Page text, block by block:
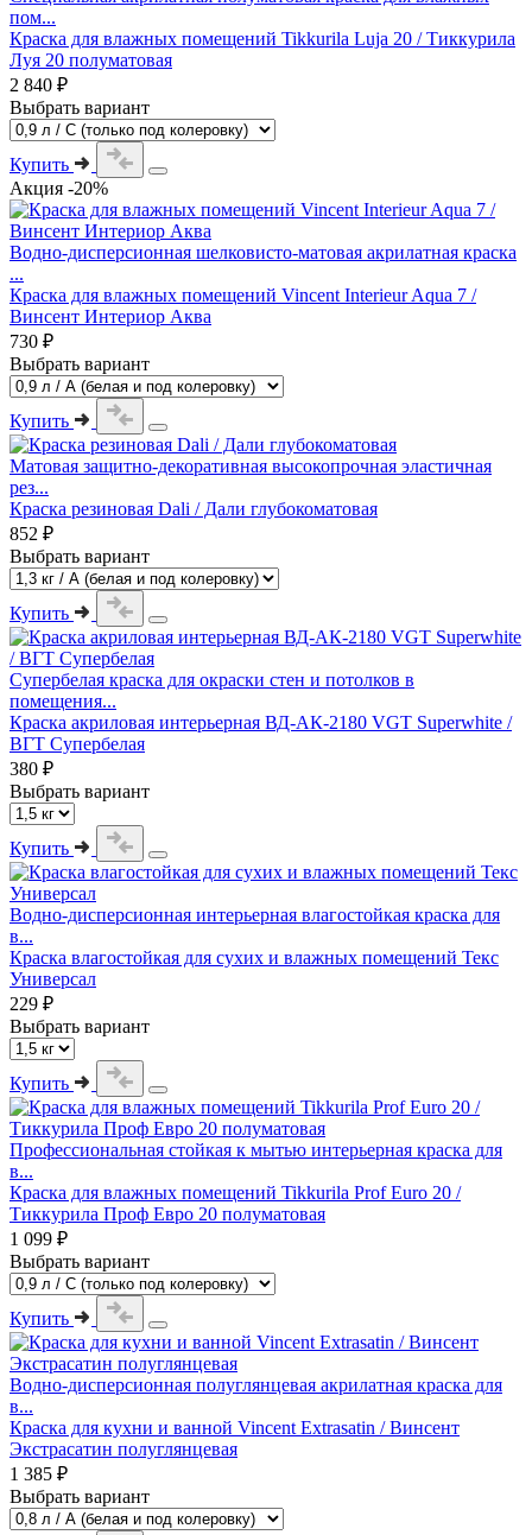
пом...
Краска для влажных помещений Tikkurila Luja 20 / Тиккурила
Луя 20 полуматовая
2 840 ₽
Выбрать вариант
Купить
Акция -20%
Водно-дисперсионная шелковисто-матовая акрилатная краска
...
Краска для влажных помещений Vincent Interieur Aqua 7 /
Винсент Интериор Аква
730 ₽
Выбрать вариант
Купить
Матовая защитно-декоративная высокопрочная эластичная
рез...
Краска резиновая Dali / Дали глубокоматовая
852 ₽
Выбрать вариант
Купить
Супербелая краска для окраски стен и потолков в
помещения...
Краска акриловая интерьерная ВД-АК-2180 VGT Superwhite /
ВГТ Супербелая
380 ₽
Выбрать вариант
Купить
Водно-дисперсионная интерьерная влагостойкая краска для
в...
Краска влагостойкая для сухих и влажных помещений Текс
Универсал
229 ₽
Выбрать вариант
Купить
Профессиональная стойкая к мытью интерьерная краска для
в...
Краска для влажных помещений Tikkurila Prof Euro 20 /
Тиккурила Проф Евро 20 полуматовая
1 099 ₽
Выбрать вариант
Купить
Водно-дисперсионная полуглянцевая акрилатная краска для
в...
Краска для кухни и ванной Vincent Extrasatin / Винсент
Экстрасатин полуглянцевая
1 385 ₽
Выбрать вариант